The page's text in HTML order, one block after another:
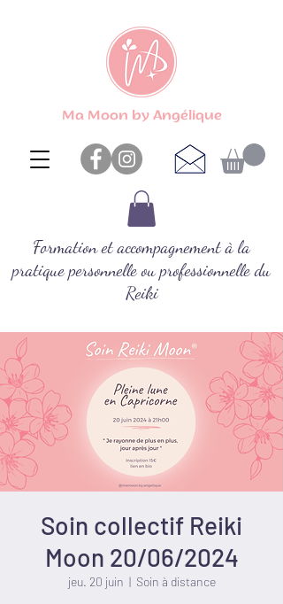
Ma Moon by Angélique
Formation et accompagnement à la
pratique personnelle ou professionnelle du
Reiki
Soin collectif Reiki
Moon 20/06/2024
jeu. 20 juin
  |
Soin à distance